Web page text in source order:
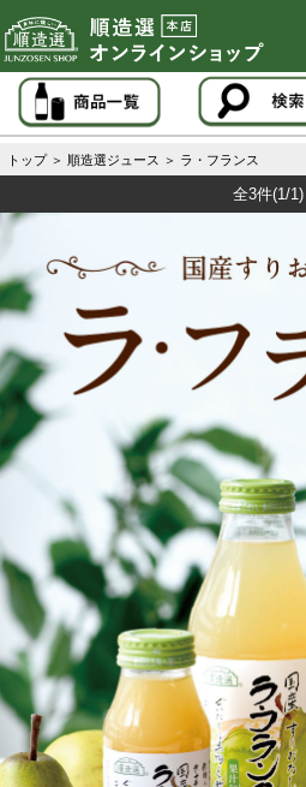
トップ ＞ 順造選ジュース ＞ ラ・フランス
全3件(1/1)